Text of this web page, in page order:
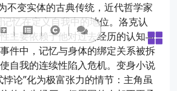
不变实体的古典传统，近代哲学家
忆在定义自我中的地位。洛克认
主要依赖于他对过去经历的认知与
件中，记忆与身体的绑定关系被拆
自我的连续性陷入危机。变身小说
论”化为极富张力的情节：主角虽